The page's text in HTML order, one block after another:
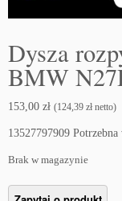
Dysza
BMW
153,00 zł (124,39 zł netto)
13527797909
Brak w magazynie